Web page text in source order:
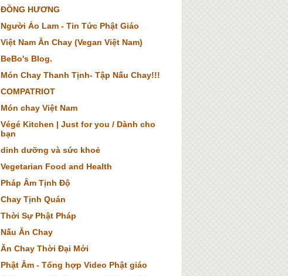
ĐỒNG HƯƠNG
Người Áo Lam - Tin Tức Phật Giáo
Việt Nam Ăn Chay (Vegan Việt Nam)
BeBo's Blog.
Món Chay Thanh Tịnh- Tập Nấu Chay!!!
COMPATRIOT
Món chay Việt Nam
Végé Kitchen | Just for you / Dành cho
bạn
dinh dưỡng và sức khoẻ
Vegetarian Food and Health
Pháp Âm Tịnh Độ
Chay Tịnh Quán
Thời Sự Phật Pháp
Nấu Ăn Chay
Ăn Chay Thời Đại Mới
Phật Âm - Tổng hợp Video Phật giáo